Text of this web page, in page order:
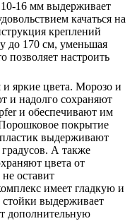
16 мм выдерживает
качаться на
креплений
до 170 см, уменьшая
позволяет настроить
яркие цвета. Морозо и
и надолго сохраняют
и обеспечивают им
покрытие
выдерживают
А также
цвета от
оставит
имеет гладкую и
стойки выдерживает
дополнительную